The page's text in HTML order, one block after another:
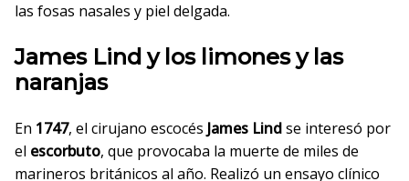
las fosas nasales y piel delgada.
James Lind y los limones y las
naranjas
En 1747, el cirujano escocés James Lindse interesó por
el escorbuto, que provocaba la muerte de miles de
marineros británicos al año. Realizó un ensayo clínico